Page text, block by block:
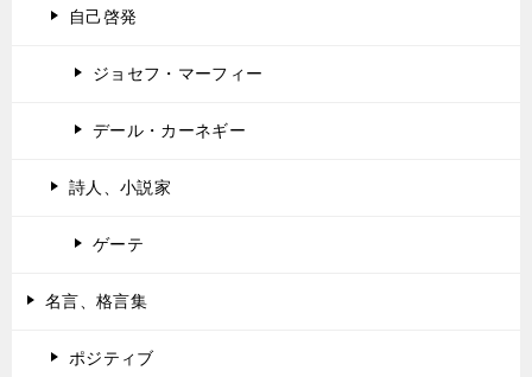
自己啓発
ジョセフ・マーフィー
デール・カーネギー
詩人、小説家
ゲーテ
名言、格言集
ポジティブ